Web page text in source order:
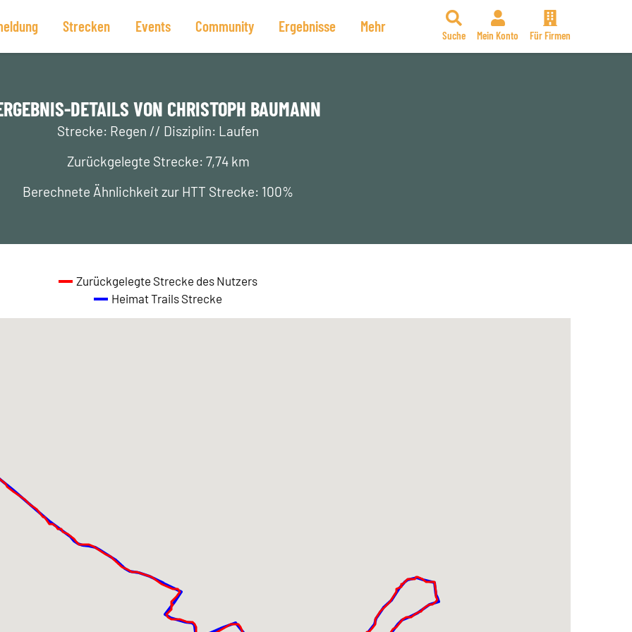
Strecken Events Community Ergebnisse Mehr
Suche Mein Konto Für Firmen
DETAILS VON CHRISTOPH BAUMANN
Strecke: Regen // Disziplin: Laufen
Zurückgelegte Strecke: 7,74 km
Berechnete Ähnlichkeit zur HTT Strecke: 100%
Zurückgelegte Strecke des Nutzers
Heimat Trails Strecke